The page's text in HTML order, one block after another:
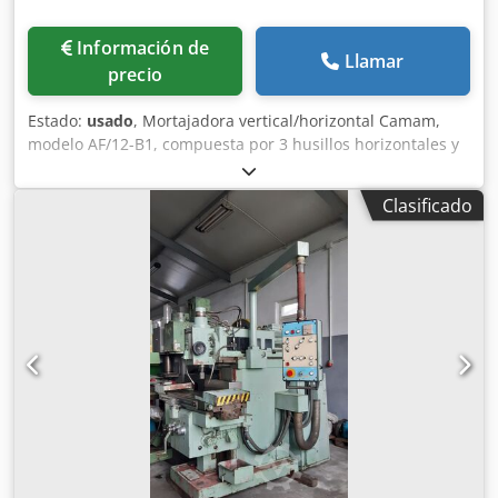
Información de
precio
Llamar
Estado: usado, Mortajadora vertical/horizontal Camam,
modelo AF/12-B1, compuesta por 3 husillos horizontales y
3 husillos verticales por lado, 8 posiciones de oscilación,
mesas inclinables, usada, revisada. Dcjdpfxsmf Eh Io Aqqjk
Clasificado